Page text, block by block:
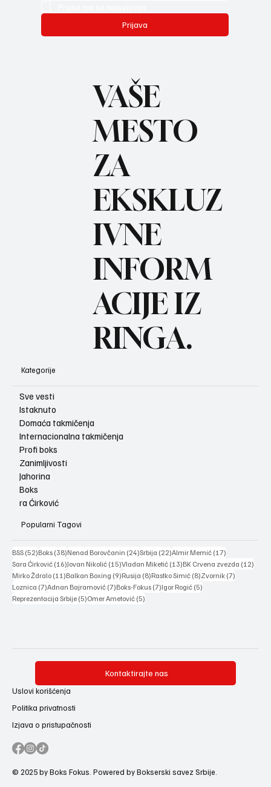
Prijava
REC
VAŠE
MESTO
ZA
EKSKLUZ
IVNE
INFORM
ACIJE IZ
RINGA.
Kategorije
Sve vesti
Istaknuto
Domaća takmičenja
Internacionalna takmičenja
Profi boks
Zanimljivosti
Jahorina
Boks
ra Ćirković
Popularni Tagovi
BSS (52)52 posts
Boks (38)38 posts
Nenad Borovčanin (24)24 posts
Srbija (22)22 posts
Almir Memić (17)
Sara Ćirković (16)16 posts
Jovan Nikolić (15)15 posts
Vladan Miketić (13)13 posts
BK Crvena zvezda (12)
Mirko Ždralo (11)11 posts
Balkan Boxing (9)9 posts
Rusija (8)8 posts
Rastko Simić (8)8 posts
Zvornik (7)
Loznica (7)7 posts
Adnan Bajramović (7)7 posts
Boks-Fokus (7)7 posts
Igor Rogić (5)
Reprezentacija Srbije (5)5 posts
Omer Ametović (5)
Kontaktirajte nas
Uslovi korišćenja
Politika privatnosti
Izjava o pristupačnosti
© 2025 by Boks Fokus. Powered by Bokserski savez Srbije.